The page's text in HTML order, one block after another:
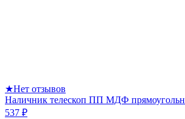
★Нет отзывов
Наличник телескоп ПП МДФ
537 ₽